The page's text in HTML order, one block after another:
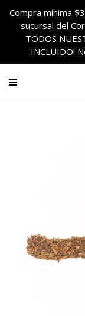
Compra mínima
sucursal del
TODOS
INCLUIDO!